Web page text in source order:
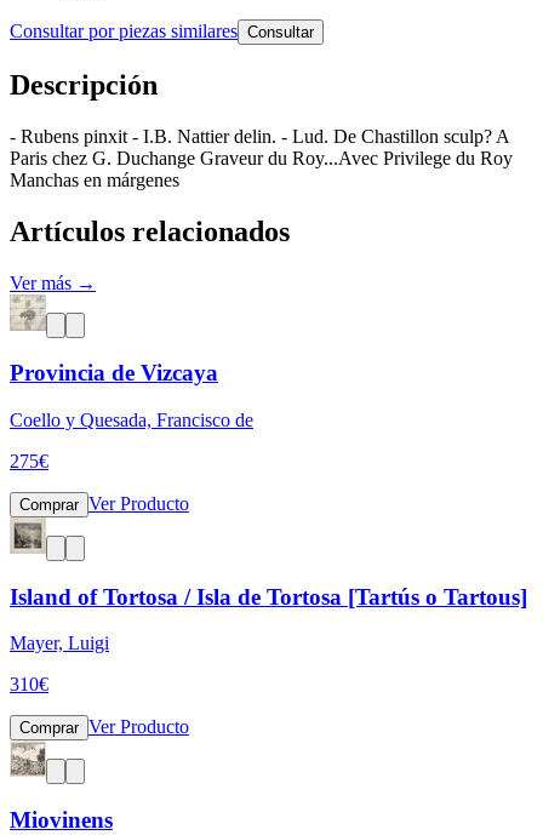
Consultar por piezas similares Consultar
Descripción
- Rubens pinxit - I.B. Nattier delin. - Lud. De Chastillon sculp? A
Paris chez G. Duchange Graveur du Roy...Avec Privilege du Roy
Manchas en márgenes
Artículos relacionados
Ver más →
Provincia de Vizcaya
Coello y Quesada, Francisco de
275€
Comprar Ver Producto
Island of Tortosa / Isla de Tortosa [Tartús o Tartous]
Mayer, Luigi
310€
Comprar Ver Producto
Miovinens